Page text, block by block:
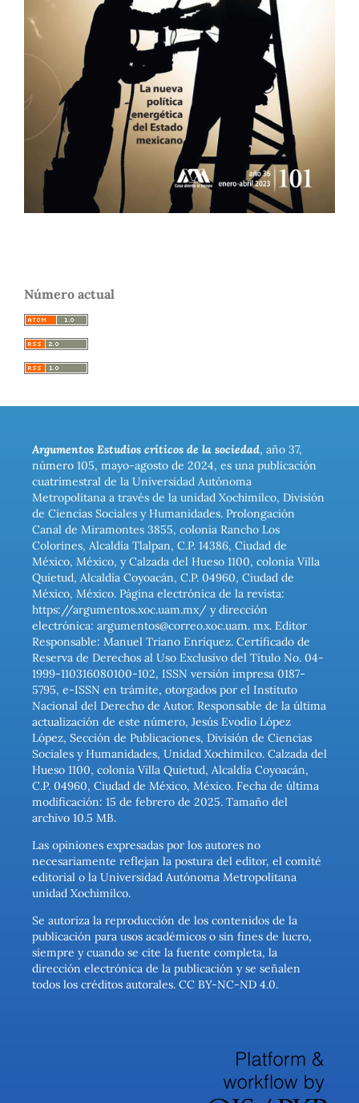
Número actual
Argumentos Estudios críticos de la sociedad, año 37,
número 105, mayo-agosto de 2024, es una publicación
cuatrimestral de la Universidad Autónoma
Metropolitana a través de la unidad Xochimilco, División
de Ciencias Sociales y Humanidades. Prolongación
Canal de Miramontes 3855, colonia Rancho Los
Colorines, Alcaldía Tlalpan, C.P. 14386, Ciudad de
México, México, y Calzada del Hueso 1100, colonia Villa
Quietud, Alcaldía Coyoacán, C.P. 04960, Ciudad de
México, México. Página electrónica de la revista:
https://argumentos.xoc.uam.mx/ y dirección
electrónica: argumentos@correo.xoc.uam. mx. Editor
Responsable: Manuel Triano Enríquez. Certificado de
Reserva de Derechos al Uso Exclusivo del Título No. 04-
1999-110316080100-102, ISSN versión impresa 0187-
5795, e-ISSN en trámite, otorgados por el Instituto
Nacional del Derecho de Autor. Responsable de la última
actualización de este número, Jesús Evodio López
López, Sección de Publicaciones, División de Ciencias
Sociales y Humanidades, Unidad Xochimilco. Calzada del
Hueso 1100, colonia Villa Quietud, Alcaldía Coyoacán,
C.P. 04960, Ciudad de México, México. Fecha de última
modificación: 15 de febrero de 2025. Tamaño del
archivo 10.5 MB.
Las opiniones expresadas por los autores no
necesariamente reflejan la postura del editor, el comité
editorial o la Universidad Autónoma Metropolitana
unidad Xochimilco.
Se autoriza la reproducción de los contenidos de la
publicación para usos académicos o sin fines de lucro,
siempre y cuando se cite la fuente completa, la
dirección electrónica de la publicación y se señalen
todos los créditos autorales. CC BY-NC-ND 4.0.